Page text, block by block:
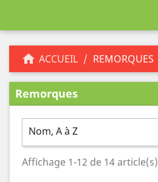
 ACCUEIL REMORQUES
Remorques
Nom, A à Z
Affichage 1-12 de 14 article(s)